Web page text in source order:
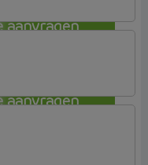
aanvragen
aanvragen